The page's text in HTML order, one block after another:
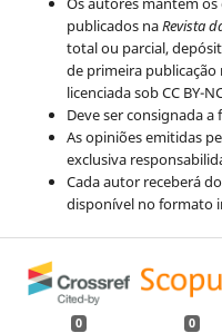
publicados naRevista
total ou parcial,
de primeira publicação
licenciada sob CC BY-
Deve ser consignada
As opiniões emitidas
exclusiva
Cada autor receberá
disponível no formato
0 0